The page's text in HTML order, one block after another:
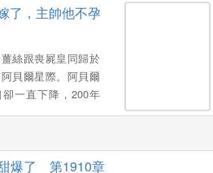
歸路。 隻是當她提
傅言安發現公司
計師格外惹眼。 他
她的小馬甲，直到
扒到了她的真實身
了。。
了，主帥他不孕不育啊
絲跟喪屍皇同歸於
貝爾星際。阿貝爾
一直下降，200年
誕生。新來原始物
雙響，這還了得？
了帝國不孕不育親
爆了 第1910章